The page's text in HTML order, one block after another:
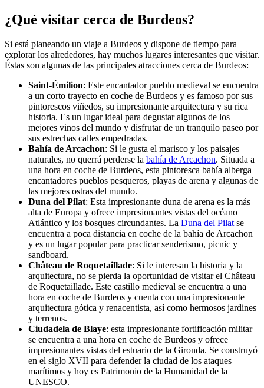
¿Qué visitar cerca de Burdeos?
Si está planeando un viaje a Burdeos y dispone de tiempo para
explorar los alrededores, hay muchos lugares interesantes que visitar.
Éstas son algunas de las principales atracciones cerca de Burdeos:
Saint-Émilion: Este encantador pueblo medieval se encuentra
a un corto trayecto en coche de Burdeos y es famoso por sus
pintorescos viñedos, su impresionante arquitectura y su rica
historia. Es un lugar ideal para degustar algunos de los
mejores vinos del mundo y disfrutar de un tranquilo paseo por
sus estrechas calles empedradas.
Bahía de Arcachon: Si le gusta el marisco y los paisajes
naturales, no querrá perderse la bahía de Arcachon. Situada a
una hora en coche de Burdeos, esta pintoresca bahía alberga
encantadores pueblos pesqueros, playas de arena y algunas de
las mejores ostras del mundo.
Duna del Pilat: Esta impresionante duna de arena es la más
alta de Europa y ofrece impresionantes vistas del océano
Atlántico y los bosques circundantes. La Duna del Pilatse
encuentra a poca distancia en coche de la bahía de Arcachon
y es un lugar popular para practicar senderismo, picnic y
sandboard.
Château de Roquetaillade: Si le interesan la historia y la
arquitectura, no se pierda la oportunidad de visitar el Château
de Roquetaillade. Este castillo medieval se encuentra a una
hora en coche de Burdeos y cuenta con una impresionante
arquitectura gótica y renacentista, así como hermosos jardines
y terrenos.
Ciudadela de Blaye: esta impresionante fortificación militar
se encuentra a una hora en coche de Burdeos y ofrece
impresionantes vistas del estuario de la Gironda. Se construyó
en el siglo XVII para defender la ciudad de los ataques
marítimos y hoy es Patrimonio de la Humanidad de la
UNESCO.